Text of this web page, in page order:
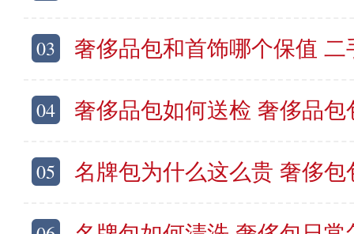
03 奢侈品包和首饰哪个保值 二手
04 奢侈品包如何送检 奢侈品
05 名牌包为什么这么贵 奢侈包